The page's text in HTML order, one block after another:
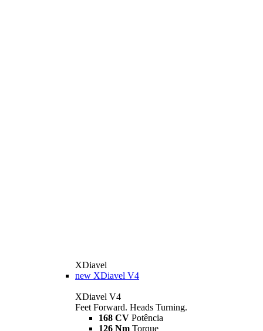
XDiavel
new XDiavel V4
XDiavel V4
Feet Forward. Heads Turning.
168 CV Potência
126 Nm Torque